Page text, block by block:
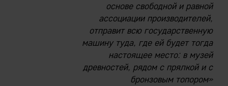
основе свободной и равной
ассоциации производителей,
отправит всю государственную
машину туда, где ей будет тогда
настоящее место: в музей
древностей, рядом с прялкой и с
бронзовым топором»